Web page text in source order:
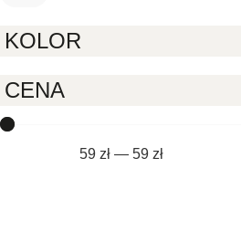
KOLOR
CENA
59 zł— 59 zł